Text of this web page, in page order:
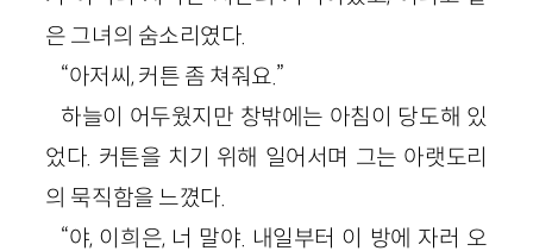
은 그녀의 숨소리였다.
“아저씨, 커튼 좀 쳐줘요.”
하늘이 어두웠지만 창밖에는 아침이 당도해 있
었다. 커튼을 치기 위해 일어서며 그는 아랫도리
의 묵직함을 느꼈다.
“야, 이희은, 너 말야. 내일부터 이 방에 자러 오